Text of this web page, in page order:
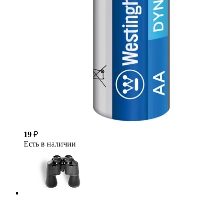
19 ₽
Есть в наличии